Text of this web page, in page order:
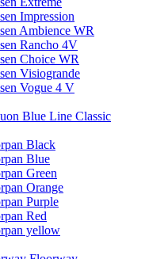
Impression
Ambience WR
Rancho 4V
Choice WR
Visiogrande
Vogue 4 V
Blue Line Classic
Black
Blue
Green
Orange
Purple
Red
yellow